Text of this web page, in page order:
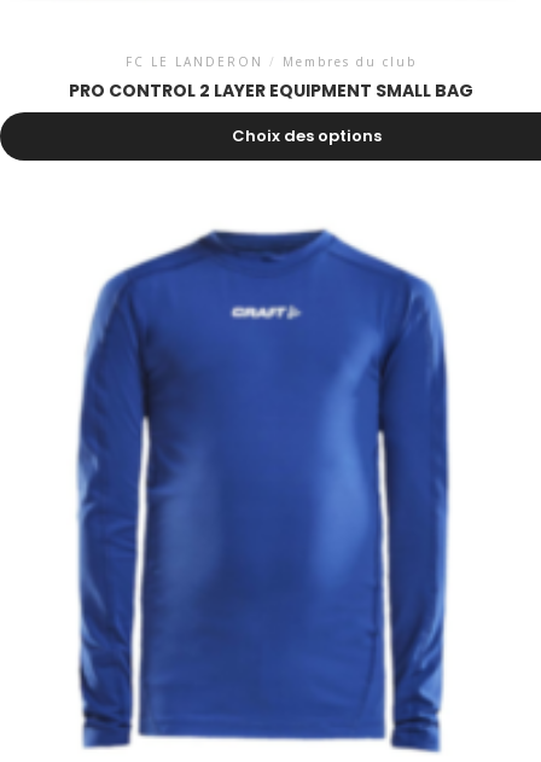
FC LE LANDERON / Membres du club
PRO CONTROL 2 LAYER EQUIPMENT SMALL BAG
47.00
Choix des options